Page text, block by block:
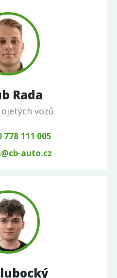
Rada
vozů
778 111 005
auto.cz